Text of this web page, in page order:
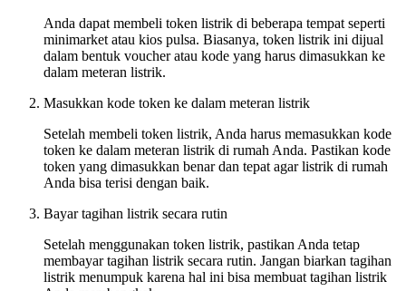
Anda dapat membeli token listrik di beberapa tempat seperti
minimarket atau kios pulsa. Biasanya, token listrik ini dijual
dalam bentuk voucher atau kode yang harus dimasukkan ke
dalam meteran listrik.
Masukkan kode token ke dalam meteran listrik
Setelah membeli token listrik, Anda harus memasukkan kode
token ke dalam meteran listrik di rumah Anda. Pastikan kode
token yang dimasukkan benar dan tepat agar listrik di rumah
Anda bisa terisi dengan baik.
Bayar tagihan listrik secara rutin
Setelah menggunakan token listrik, pastikan Anda tetap
membayar tagihan listrik secara rutin. Jangan biarkan tagihan
listrik menumpuk karena hal ini bisa membuat tagihan listrik